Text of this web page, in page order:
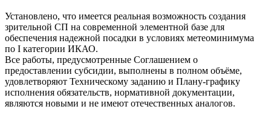
Установлено, что имеется реальная возможность создания
зрительной СП на современной элементной базе для
обеспечения надежной посадки в условиях метеоминимума
по I категории ИКАО.
Все работы, предусмотренные Соглашением о
предоставлении субсидии, выполнены в полном объёме,
удовлетворяют Техническому заданию и Плану-графику
исполнения обязательств, нормативной документации,
являются новыми и не имеют отечественных аналогов.